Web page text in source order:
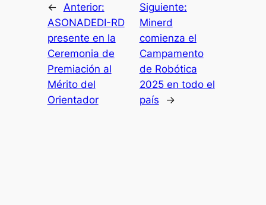
←
Anterior:
ASONADEDI-RD
presente en la
Ceremonia de
Premiación al
Mérito del
Orientador
Siguiente:
Minerd
comienza el
Campamento
de Robótica
2025 en todo el
país
→